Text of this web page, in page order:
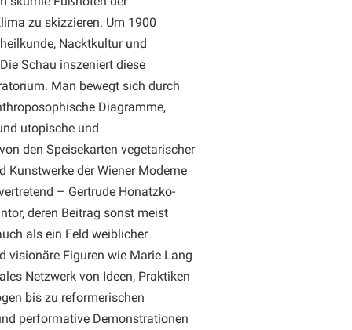
zu skizzieren. Um 1900
Nacktkultur und
Schau inszeniert diese
Man bewegt sich durch
Diagramme,
utopische und
den Speisekarten vegetarischer
der Wiener Moderne
– Gertrude Honatzko-
deren Beitrag sonst meist
als ein Feld weiblicher
visionäre Figuren wie Marie Lang
Netzwerk von Ideen, Praktiken
bis zu reformerischen
performative Demonstrationen